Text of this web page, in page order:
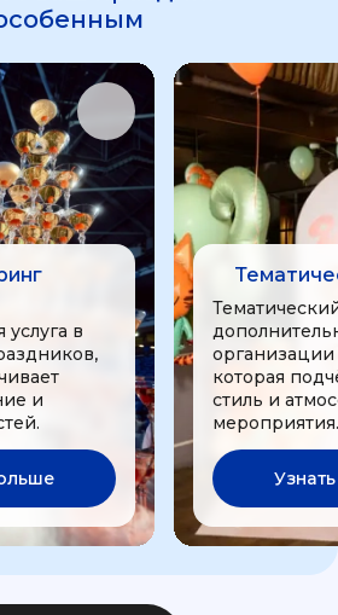
в
и
которая
стиль и
мероприятия.